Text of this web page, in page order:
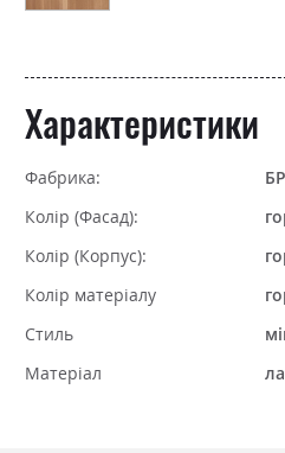
Характеристики
Фабрика:
Колір (Фасад):
Колір (Корпус):
Колір матеріалу
Стиль
Матеріал